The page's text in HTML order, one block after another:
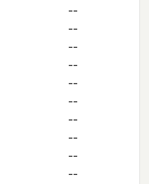
--
--
--
--
--
--
--
--
--
--